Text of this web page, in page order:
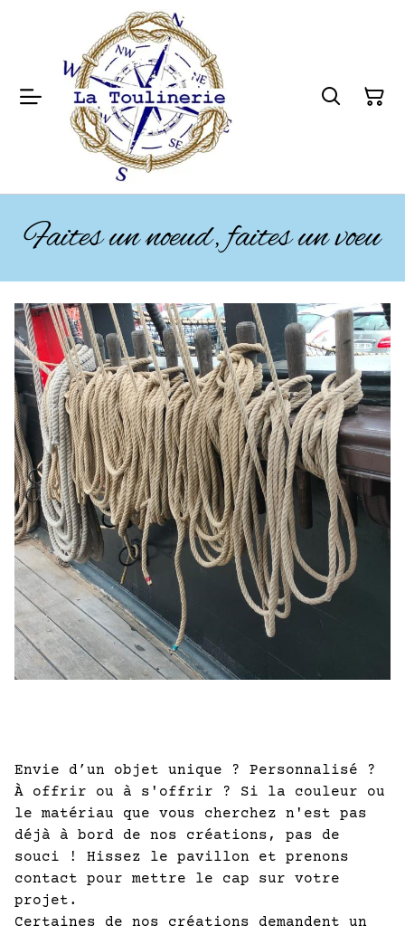
Faites un noeud, faites un voeu
Envie d’un objet unique ? Personnalisé ?
À offrir ou à s'offrir ? Si la couleur ou
le matériau que vous cherchez n'est pas
déjà à bord de nos créations, pas de
souci ! Hissez le pavillon et prenons
contact pour mettre le cap sur votre
projet.
Certaines de nos créations demandent un